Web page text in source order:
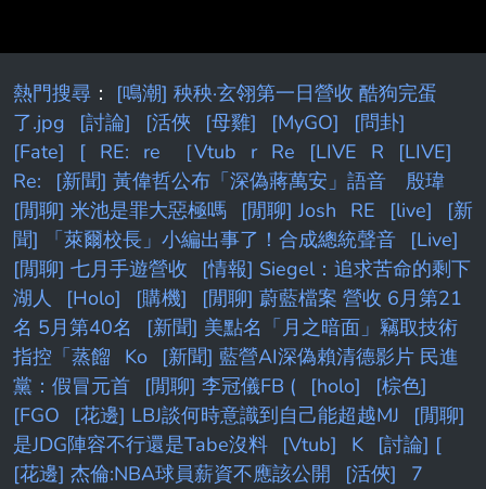
熱門搜尋 ： [鳴潮] 秧秧·玄翎第一日營收 酷狗完蛋
了.jpg
[討論] [活俠 [母雞] [MyGO]
[問卦]
[Fate]
[ RE: re ［Vtub r Re [LIVE R
[LIVE]
Re:
[新聞] 黃偉哲公布「深偽蔣萬安」語音 殷瑋
[閒聊] 米池是罪大惡極嗎
[閒聊] Josh RE [live]
[新
聞] 「萊爾校長」小編出事了！合成總統聲音
[Live]
[閒聊] 七月手遊營收
[情報] Siegel：追求苦命的剩下
湖人
[Holo] [購機]
[閒聊] 蔚藍檔案 營收 6月第21
名 5月第40名
[新聞] 美點名「月之暗面」竊取技術
指控「蒸餾
Ko
[新聞] 藍營AI深偽賴清德影片 民進
黨：假冒元首
[閒聊] 李冠儀FB ( [holo]
[棕色]
[FGO
[花邊] LBJ談何時意識到自己能超越MJ
[閒聊]
是JDG陣容不行還是Tabe沒料
[Vtub] K
[討論] [
[花邊] 杰倫:NBA球員薪資不應該公開
[活俠]
7